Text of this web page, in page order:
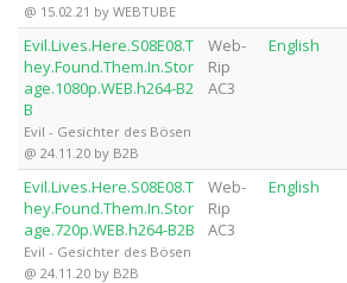
@ 15.02.21 by WEBTUBE
Evil.Lives.Here.S08E08.T
hey.Found.Them.In.Stor
age.1080p.WEB.h264-B2
B
Evil - Gesichter des Bösen
@ 24.11.20 by B2B
Web-
Rip
AC3
English
Evil.Lives.Here.S08E08.T
hey.Found.Them.In.Stor
age.720p.WEB.h264-B2B
Evil - Gesichter des Bösen
@ 24.11.20 by B2B
Web-
Rip
AC3
English